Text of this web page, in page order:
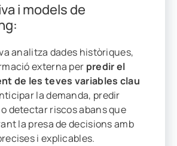
i models de
analitza dades històriques,
externa per predir el
de les teves variables clau
la demanda, predir
detectar riscos abans que
la presa de decisions amb
i explicables.